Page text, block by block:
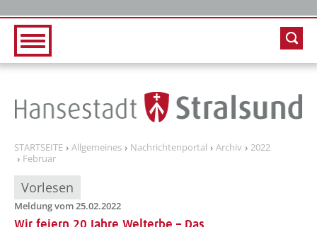
STARTSEITE Allgemeines Nachrichtenportal Archiv
2022
Februar
Vorlesen
Meldung vom 25.02.2022